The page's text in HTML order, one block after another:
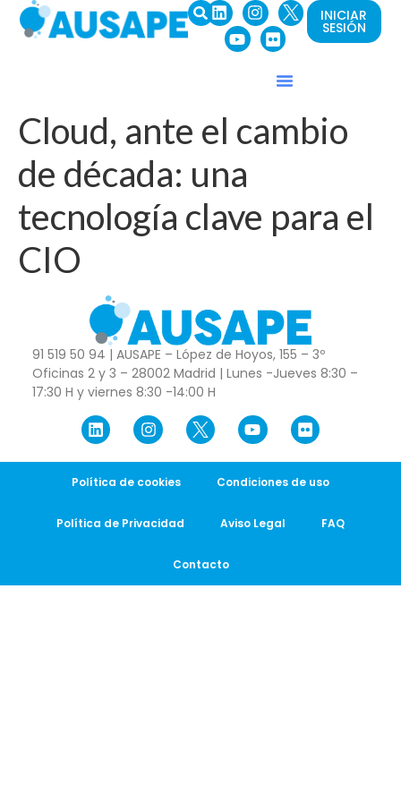
INICIAR
SESIÓN
Cloud, ante el cambio
de década: una
tecnología clave para el
CIO
91 519 50 94 | AUSAPE – López de Hoyos, 155 – 3º
Oficinas 2 y 3 – 28002 Madrid | Lunes -Jueves 8:30 –
17:30 H y viernes 8:30 -14:00 H
Política de cookies Condiciones de uso
Política de Privacidad Aviso Legal FAQ
Contacto